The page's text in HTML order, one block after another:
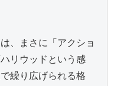
、まさに「アクショ
リウッドという感
繰り広げられる格